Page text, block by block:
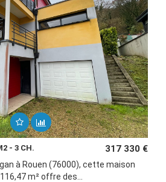
- 3 CH. 317 330 €
à Rouen (76000), cette maison
m² offre des...